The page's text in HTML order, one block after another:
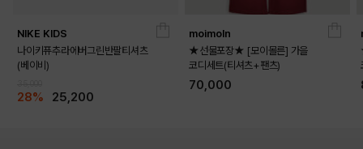
오돌토돌한 텍스처로 몸에 달라붙지 않는 요루 소재 사용
양쪽의 큰 아웃포켓 디테일로 캐주얼한 무드 연출
포켓 부분의 귀여운 컬러감 모티브 자수 포인트
NIKE KIDS
나이키퓨추라에버그린반팔티셔츠
(베이비)
28% 25,200
moimoln
★선물포장★ [모이몰른] 가을
코디세트(티셔츠+팬츠)
70,000